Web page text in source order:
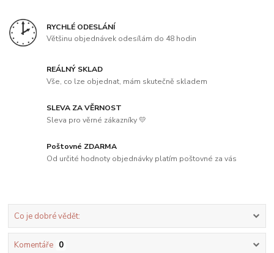
RYCHLÉ ODESLÁNÍ
Většinu objednávek odesílám do 48 hodin
REÁLNÝ SKLAD
Vše, co lze objednat, mám skutečně skladem
SLEVA ZA VĚRNOST
Sleva pro věrné zákazníky 💛
Poštovné ZDARMA
Od určité hodnoty objednávky platím poštovné za vás
Co je dobré vědět:
Komentáře 0